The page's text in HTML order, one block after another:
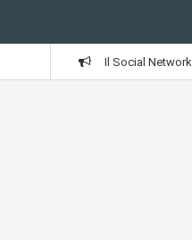
Il Social Network